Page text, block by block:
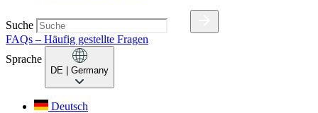
Suche
FAQs – Häufig gestellte Fragen
Sprache
DE | Germany
Deutsch